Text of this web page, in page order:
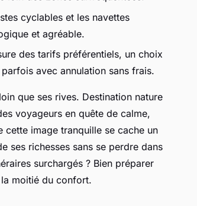
cyclables et les navettes
et agréable.
des tarifs préférentiels, un choix
avec annulation sans frais.
que ses rives. Destination nature
voyageurs en quête de calme,
cette image tranquille se cache un
ses richesses sans se perdre dans
surchargés ? Bien préparer
moitié du confort.